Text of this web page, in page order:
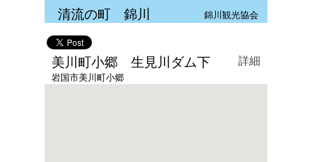
清流の町 錦川 錦川観光協会
美川町小郷 生見川ダム下
岩国市美川町小郷
詳細